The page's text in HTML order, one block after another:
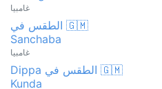
غامبيا
🇬🇲 الطقس في
Sanchaba
غامبيا
🇬🇲 الطقس في Dippa
Kunda